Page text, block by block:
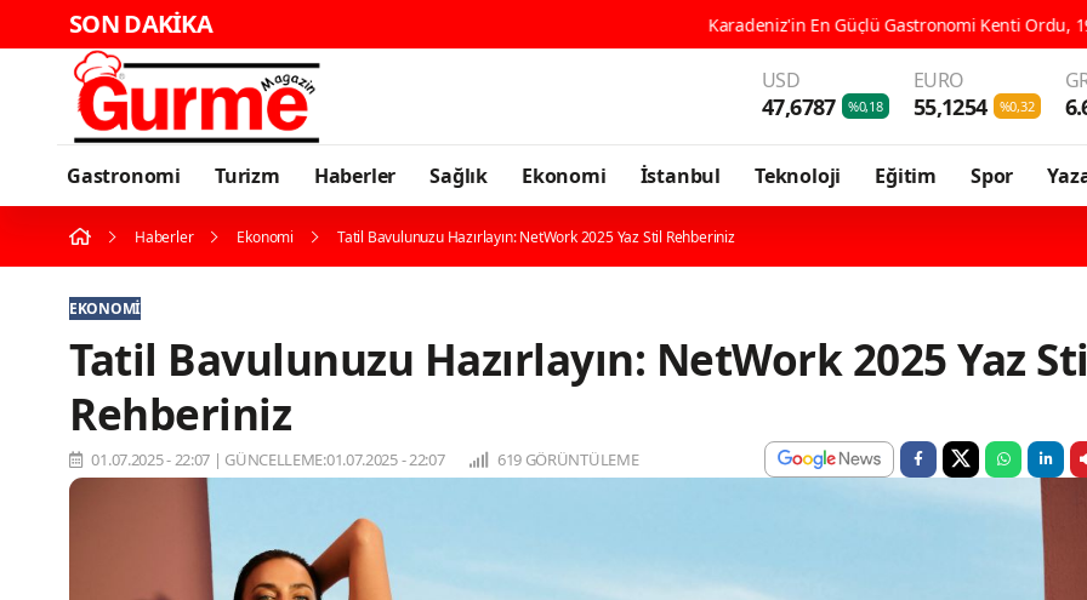
SON DAKİKA Karadeniz'in En Güçlü Gastronomi Kenti Ordu, 196 Çeşit Yöresel
USD
47,6787 %0,18
EURO
55,1254 %0,32
Gastronomi Turizm Haberler Sağlık Ekonomi İstanbul Teknoloji Eğitim Spor
Haberler Ekonomi Tatil Bavulunuzu Hazırlayın: NetWork 2025 Yaz Stil Rehberiniz
EKONOMI
Tatil Bavulunuzu Hazırlayın: NetWork 2025 Yaz
Rehberiniz
01.07.2025 - 22:07 | GÜNCELLEME:01.07.2025 - 22:07 619 GÖRÜNTÜLEME